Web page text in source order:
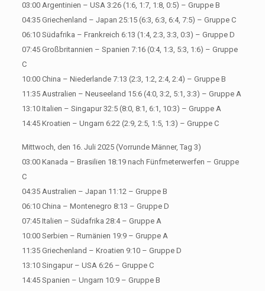
03:00 Argentinien – USA 3:26 (1:6, 1:7, 1:8, 0:5) – Gruppe B
04:35 Griechenland – Japan 25:15 (6:3, 6:3, 6:4, 7:5) – Gruppe C
06:10 Südafrika – Frankreich 6:13 (1:4, 2:3, 3:3, 0:3) – Gruppe D
07:45 Großbritannien – Spanien 7:16 (0:4, 1:3, 5:3, 1:6) – Gruppe
C
10:00 China – Niederlande 7:13 (2:3, 1:2, 2:4, 2:4) – Gruppe B
11:35 Australien – Neuseeland 15:6 (4:0, 3:2, 5:1, 3:3) – Gruppe A
13:10 Italien – Singapur 32:5 (8:0, 8:1, 6:1, 10:3) – Gruppe A
14:45 Kroatien – Ungarn 6:22 (2:9, 2:5, 1:5, 1:3) – Gruppe C
Mittwoch, den 16. Juli 2025 (Vorrunde Männer, Tag 3)
03:00 Kanada – Brasilien 18:19 nach Fünfmeterwerfen – Gruppe
C
04:35 Australien – Japan 11:12 – Gruppe B
06:10 China – Montenegro 8:13 – Gruppe D
07:45 Italien – Südafrika 28:4 – Gruppe A
10:00 Serbien – Rumänien 19:9 – Gruppe A
11:35 Griechenland – Kroatien 9:10 – Gruppe D
13:10 Singapur – USA 6:26 – Gruppe C
14:45 Spanien – Ungarn 10:9 – Gruppe B